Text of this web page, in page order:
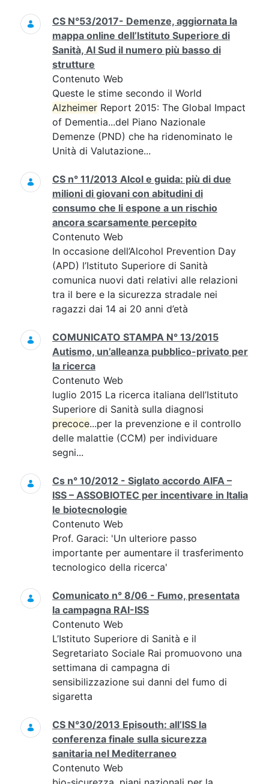
CS N°53/2017- Demenze, aggiornata la
mappa online dell’Istituto Superiore di
Sanità, Al Sud il numero più basso di
strutture
Contenuto Web
Queste le stime secondo il World
Alzheimer Report 2015: The Global Impact
of Dementia...del Piano Nazionale
Demenze (PND) che ha ridenominato le
Unità di Valutazione...
CS n° 11/2013 Alcol e guida: più di due
milioni di giovani con abitudini di
consumo che li espone a un rischio
ancora scarsamente percepito
Contenuto Web
In occasione dell’Alcohol Prevention Day
(APD) l’Istituto Superiore di Sanità
comunica nuovi dati relativi alle relazioni
tra il bere e la sicurezza stradale nei
ragazzi dai 14 ai 20 anni d’età
COMUNICATO STAMPA N° 13/2015
Autismo, un’alleanza pubblico-privato per
la ricerca
Contenuto Web
luglio 2015 La ricerca italiana dell’Istituto
Superiore di Sanità sulla diagnosi
precoce...per la prevenzione e il controllo
delle malattie (CCM) per individuare
segni...
Cs n° 10/2012 - Siglato accordo AIFA –
ISS – ASSOBIOTEC per incentivare in Italia
le biotecnologie
Contenuto Web
Prof. Garaci: 'Un ulteriore passo
importante per aumentare il trasferimento
tecnologico della ricerca'
Comunicato n° 8/06 - Fumo, presentata
la campagna RAI-ISS
Contenuto Web
L’Istituto Superiore di Sanità e il
Segretariato Sociale Rai promuovono una
settimana di campagna di
sensibilizzazione sui danni del fumo di
sigaretta
CS N°30/2013 Episouth: all’ISS la
conferenza finale sulla sicurezza
sanitaria nel Mediterraneo
Contenuto Web